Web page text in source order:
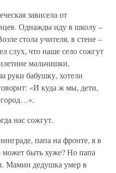
зависела от
Однажды иду в школу –
стола учителя, в стене –
слух, что наше село сожгут
мальчишки,
руки бабушку, хотели
«И куда ж мы, дети,
нас сожгут.
папа на фронте, я в
может быть хуже? Но папа
Мамин дедушка умер в